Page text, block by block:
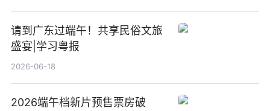
请到广东过端午！共享民俗文旅
盛宴|学习粤报
2026-06-18
2026端午档新片预售票房破